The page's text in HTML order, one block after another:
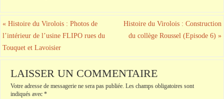
« Histoire du Virolois : Photos de
l’intérieur de l’usine FLIPO rues du
Touquet et Lavoisier
Histoire du Virolois : Construction
du collège Roussel (Episode 6) »
LAISSER UN COMMENTAIRE
Votre adresse de messagerie ne sera pas publiée. Les champs obligatoires sont
indiqués avec *